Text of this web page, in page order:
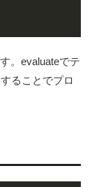
。evaluateでテ
ることでプロ